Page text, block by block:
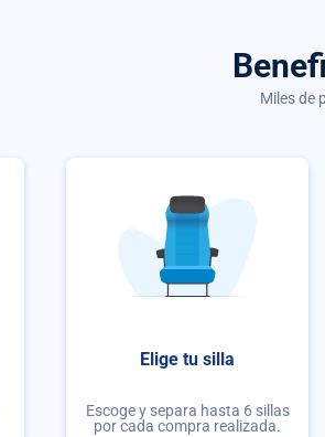
Miles de
Elige tu silla
Escoge y separa hasta 6 sillas
por cada compra realizada.